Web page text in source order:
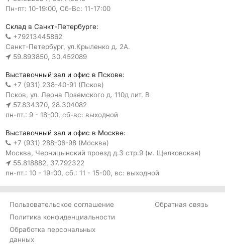
Пн-пт: 10-19:00, Сб-Вс: 11-17:00
Склад в Санкт-Петербурге:
+79213445862
Санкт-Петербург, ул.Крыленко д. 2А.
59.893850, 30.452089
Выставочный зал и офис в Пскове:
+7 (931) 238-40-91 (Псков)
Псков, ул. Леона Поземского д. 110д лит. В
57.834370, 28.304082
пн-пт.: 9 - 18-00, сб-вс: выходной
Выставочный зал и офис в Москве:
+7 (931) 288-06-98 (Москва)
Москва, Черницынский проезд д.3 стр.9 (м. Щелковская)
55.818882, 37.792322
пн-пт.: 10 - 19-00, сб.: 11 - 15-00, вс: выходной
Пользовательское соглашение
Политика конфиденциальности
Обработка персональных
данных
Обратная связь